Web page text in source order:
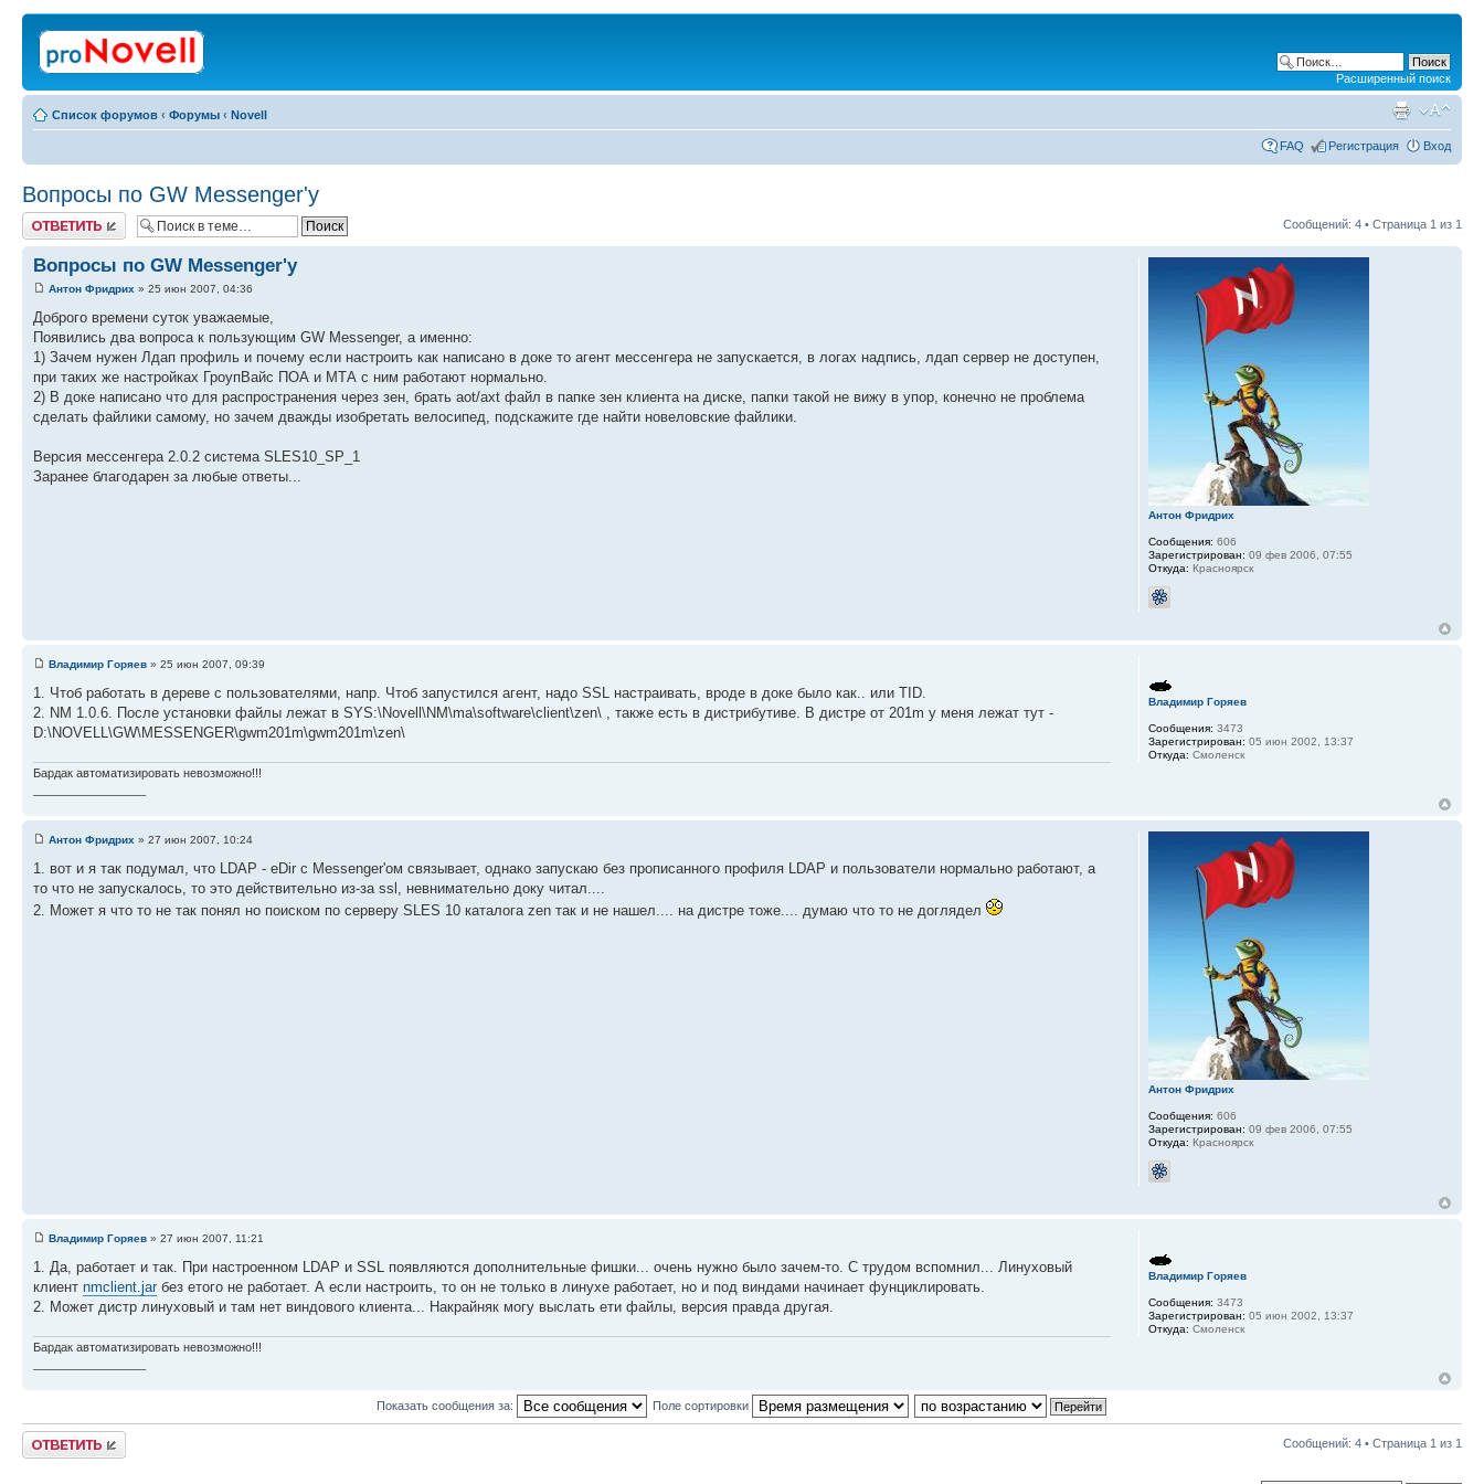
Расширенный поиск
Список форумов ‹ Форумы ‹ Novell
FAQ Регистрация Вход
Вопросы по GW Messenger'у
Ответить Сообщений: 4 • Страница 1 из 1
Вопросы по GW Messenger'у
Антон Фридрих » 25 июн 2007, 04:36
Доброго времени суток уважаемые,
Появились два вопроса к пользующим GW Messenger, а именно:
1) Зачем нужен Лдап профиль и почему если настроить как написано в доке то агент мессенгера не запускается, в логах надпись, лдап сервер не доступен,
при таких же настройках ГроупВайс ПОА и МТА с ним работают нормально.
2) В доке написано что для распространения через зен, брать aot/axt файл в папке зен клиента на диске, папки такой не вижу в упор, конечно не проблема
сделать файлики самому, но зачем дважды изобретать велосипед, подскажите где найти новеловские файлики.
Версия мессенгера 2.0.2 система SLES10_SP_1
Заранее благодарен за любые ответы...
Антон Фридрих
Сообщения: 606
Зарегистрирован: 09 фев 2006, 07:55
Откуда: Красноярск
Владимир Горяев » 25 июн 2007, 09:39
1. Чтоб работать в дереве с пользователями, напр. Чтоб запустился агент, надо SSL настраивать, вроде в доке было как.. или TID.
2. NM 1.0.6. После установки файлы лежат в SYS:\Novell\NM\ma\software\client\zen\ , также есть в дистрибутиве. В дистре от 201m у меня лежат тут -
D:\NOVELL\GW\MESSENGER\gwm201m\gwm201m\zen\
Бардак автоматизировать невозможно!!!
Владимир Горяев
Сообщения: 3473
Зарегистрирован: 05 июн 2002, 13:37
Откуда: Смоленск
Антон Фридрих » 27 июн 2007, 10:24
1. вот и я так подумал, что LDAP - eDir с Messenger'ом связывает, однако запускаю без прописанного профиля LDAP и пользователи нормально работают, а
то что не запускалось, то это действительно из-за ssl, невнимательно доку читал....
2. Может я что то не так понял но поиском по серверу SLES 10 каталога zen так и не нашел.... на дистре тоже.... думаю что то не доглядел
Антон Фридрих
Сообщения: 606
Зарегистрирован: 09 фев 2006, 07:55
Откуда: Красноярск
Владимир Горяев » 27 июн 2007, 11:21
1. Да, работает и так. При настроенном LDAP и SSL появляются дополнительные фишки... очень нужно было зачем-то. С трудом вспомнил... Линуховый
клиент nmclient.jar без етого не работает. А если настроить, то он не только в линухе работает, но и под виндами начинает фунциклировать.
2. Может дистр линуховый и там нет виндового клиента... Накрайняк могу выслать ети файлы, версия правда другая.
Бардак автоматизировать невозможно!!!
Владимир Горяев
Сообщения: 3473
Зарегистрирован: 05 июн 2002, 13:37
Откуда: Смоленск
Показать сообщения за: Поле сортировки
Ответить Сообщений: 4 • Страница 1 из 1